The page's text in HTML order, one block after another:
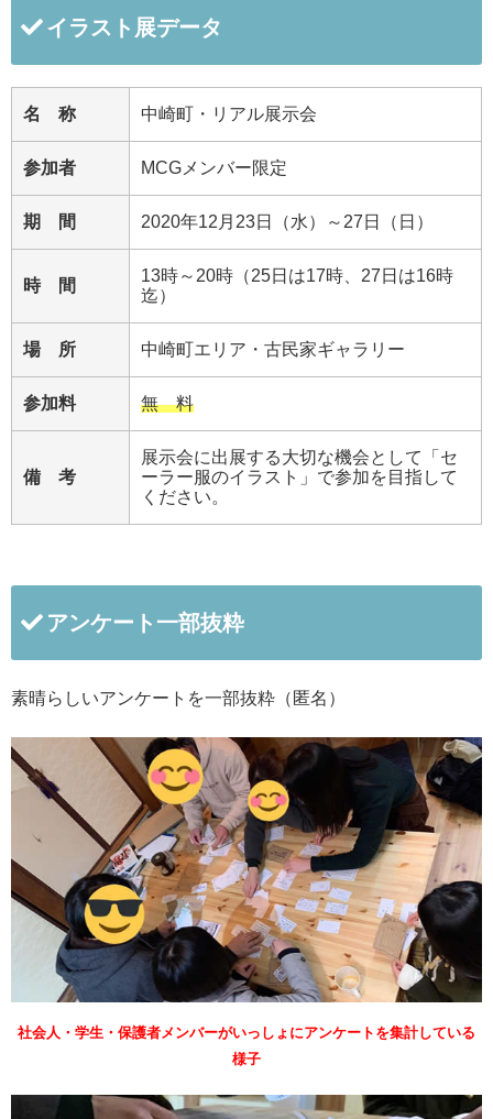
イラスト展データ
名 称 中崎町・リアル展示会
参加者 MCGメンバー限定
期 間 2020年12月23日（水）～27日（日）
時 間
13時～20時（25日は17時、27日は16時
迄）
場 所 中崎町エリア・古民家ギャラリー
参加料 無 料
備 考
展示会に出展する大切な機会として「セ
ーラー服のイラスト」で参加を目指して
ください。
アンケート一部抜粋
素晴らしいアンケートを一部抜粋（匿名）
社会人・学生・保護者メンバーがいっしょにアンケートを集計している
様子